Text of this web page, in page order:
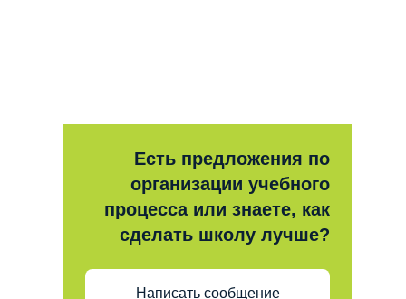
Есть предложения по
организации учебного
процесса или знаете, как
сделать школу лучше?
Написать сообщение